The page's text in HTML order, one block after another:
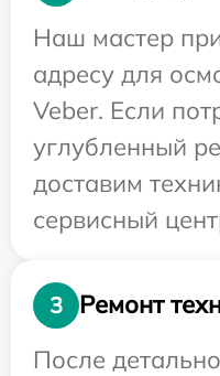
Наш мастер
адресу для
Veber. Если
углубленный
доставим
сервисный
3
Ремонт
После